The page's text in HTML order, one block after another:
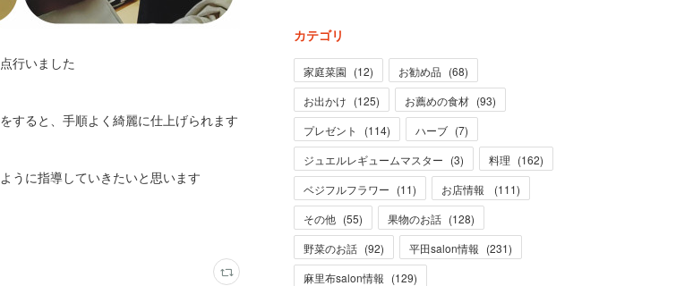
行いました
すると、手順よく綺麗に仕上げられます
うに指導していきたいと思います
カテゴリ
家庭菜園 (12) お勧め品 (68)
お出かけ (125) お薦めの食材 (93)
プレゼント
(114) ハーブ (7)
ジュエルレギュームマスター (3) 料理 (162)
ベジフルフラワー (11) お店情報 (111)
その他 (55) 果物のお話 (128)
野菜のお話 (92) 平田salon情報 (231)
麻里布salon情報 (129)